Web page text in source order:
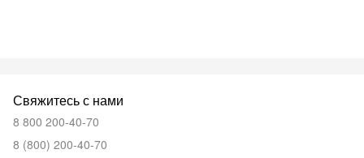
Свяжитесь с нами
8 800 200-40-70
8 (800) 200-40-70